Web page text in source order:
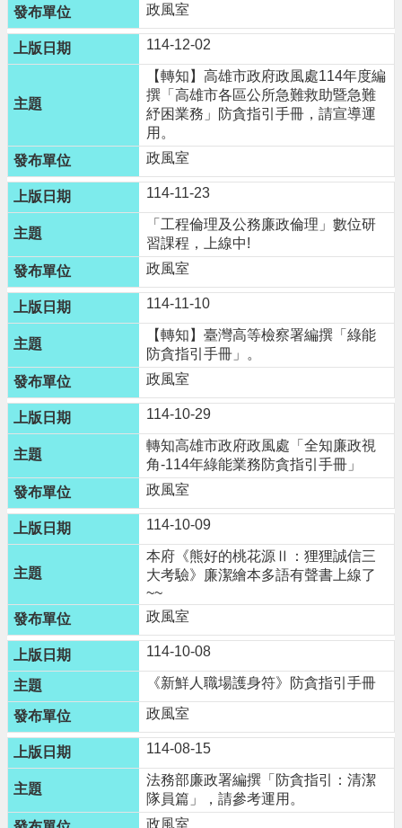
進
階
尋
大
園
介
紹
訊
息
公
告
生
活
便
民
資
訊
機
關
訊
錄
相
關
資
料
首
頁
政風室
114-12-02
【轉知】高雄市政府政風處114年度編
撰「高雄市各區公所急難救助暨急難
紓困業務」防貪指引手冊，請宣導運
用。
政風室
114-11-23
「工程倫理及公務廉政倫理」數位研
習課程，上線中!
政風室
114-11-10
【轉知】臺灣高等檢察署編撰「綠能
防貪指引手冊」。
政風室
114-10-29
轉知高雄市政府政風處「全知廉政視
角-114年綠能業務防貪指引手冊」
政風室
114-10-09
本府《熊好的桃花源Ⅱ：狸狸誠信三
大考驗》廉潔繪本多語有聲書上線了
~~
政風室
114-10-08
《新鮮人職場護身符》防貪指引手冊
政風室
114-08-15
法務部廉政署編撰「防貪指引：清潔
隊員篇」，請參考運用。
政風室